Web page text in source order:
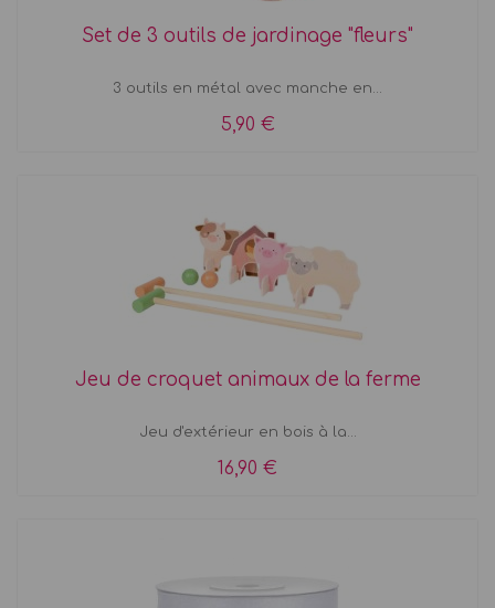
Set de 3 outils de jardinage "fleurs"
3 outils en métal avec manche en...
5,90 €
Jeu de croquet animaux de la ferme
Jeu d'extérieur en bois à la...
16,90 €